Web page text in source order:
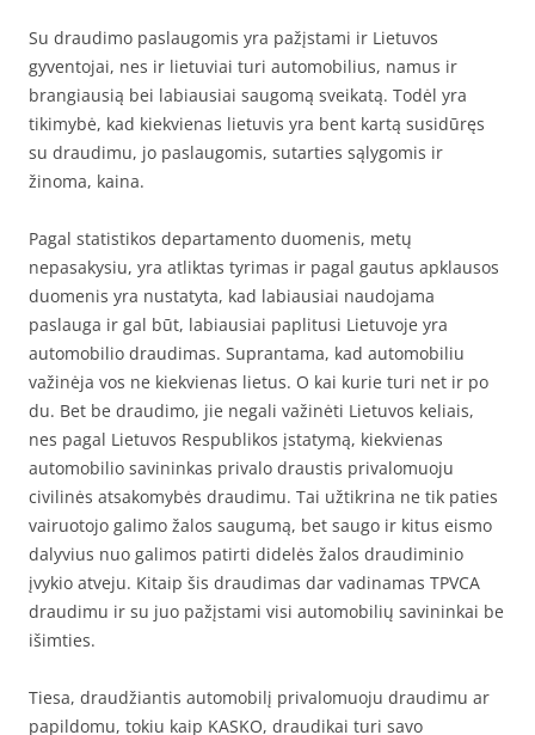
Su draudimo paslaugomis yra pažįstami ir Lietuvos
gyventojai, nes ir lietuviai turi automobilius, namus ir
brangiausią bei labiausiai saugomą sveikatą. Todėl yra
tikimybė, kad kiekvienas lietuvis yra bent kartą susidūręs
su draudimu, jo paslaugomis, sutarties sąlygomis ir
žinoma, kaina.
Pagal statistikos departamento duomenis, metų
nepasakysiu, yra atliktas tyrimas ir pagal gautus apklausos
duomenis yra nustatyta, kad labiausiai naudojama
paslauga ir gal būt, labiausiai paplitusi Lietuvoje yra
automobilio draudimas. Suprantama, kad automobiliu
važinėja vos ne kiekvienas lietus. O kai kurie turi net ir po
du. Bet be draudimo, jie negali važinėti Lietuvos keliais,
nes pagal Lietuvos Respublikos įstatymą, kiekvienas
automobilio savininkas privalo draustis privalomuoju
civilinės atsakomybės draudimu. Tai užtikrina ne tik paties
vairuotojo galimo žalos saugumą, bet saugo ir kitus eismo
dalyvius nuo galimos patirti didelės žalos draudiminio
įvykio atveju. Kitaip šis draudimas dar vadinamas TPVCA
draudimu ir su juo pažįstami visi automobilių savininkai be
išimties.
Tiesa, draudžiantis automobilį privalomuoju draudimu ar
papildomu, tokiu kaip KASKO, draudikai turi savo